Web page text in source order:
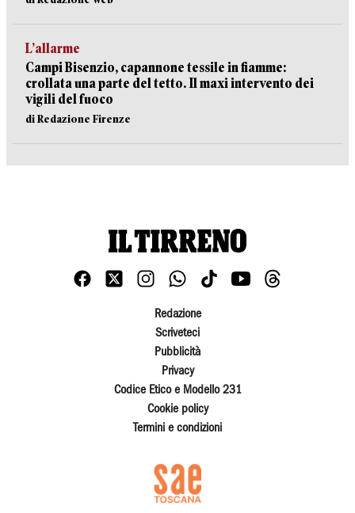
L’allarme
Campi Bisenzio, capannone tessile in fiamme:
crollata una parte del tetto. Il maxi intervento dei
vigili del fuoco
di Redazione Firenze
Redazione
Scriveteci
Pubblicità
Privacy
Codice Etico e Modello 231
Cookie policy
Termini e condizioni